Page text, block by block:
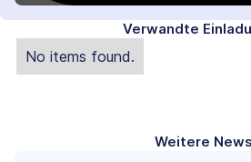
Verwandte
No items found.
Weitere News